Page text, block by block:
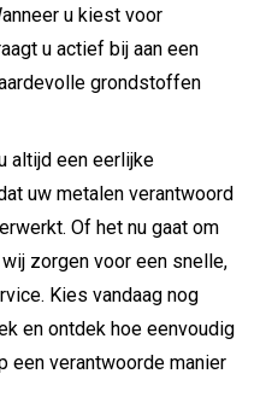
u kiest voor
u actief bij aan een
grondstoffen
altijd een eerlijke
uw metalen verantwoord
Of het nu gaat om
zorgen voor een snelle,
Kies vandaag nog
en ontdek hoe eenvoudig
een verantwoorde manier